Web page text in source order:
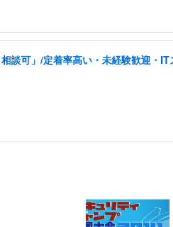
談可」/定着率高い・未経験歓迎・IT